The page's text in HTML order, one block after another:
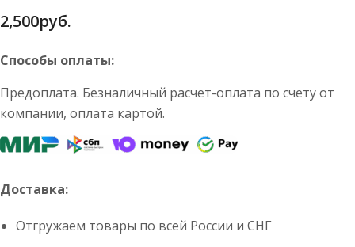
2,500руб.
Способы оплаты:
Предоплата. Безналичный расчет-оплата по счету от
компании, оплата картой.
Доставка:
Отгружаем товары по всей России и СНГ